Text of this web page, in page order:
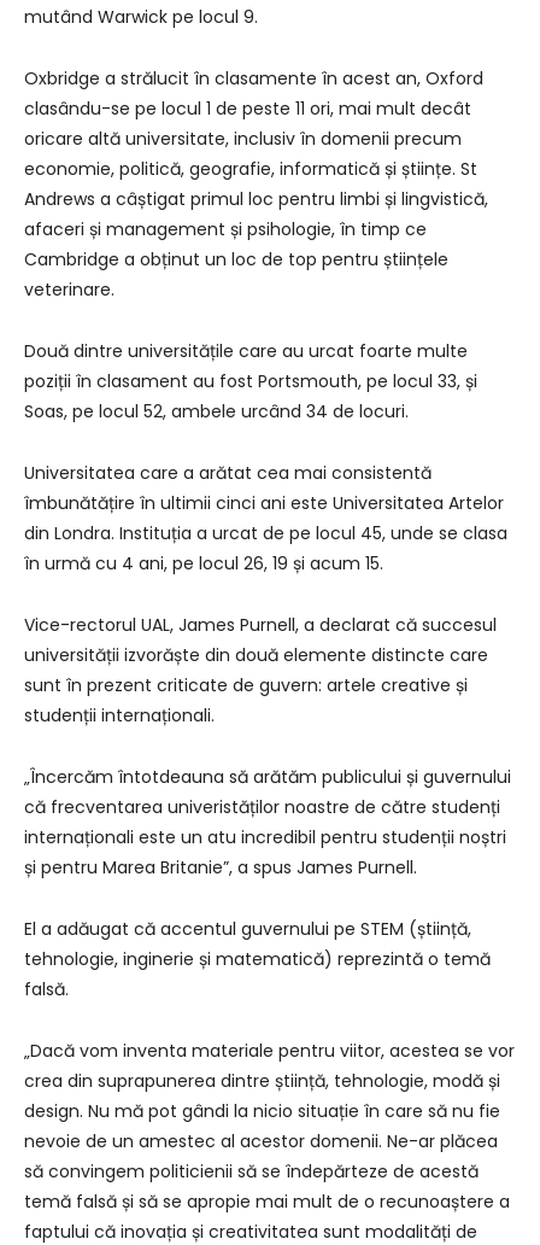
mutând Warwick pe locul 9.
Oxbridge a strălucit în clasamente în acest an, Oxford
clasându-se pe locul 1 de peste 11 ori, mai mult decât
oricare altă universitate, inclusiv în domenii precum
economie, politică, geografie, informatică și științe. St
Andrews a câștigat primul loc pentru limbi și lingvistică,
afaceri și management și psihologie, în timp ce
Cambridge a obținut un loc de top pentru științele
veterinare.
Două dintre universitățile care au urcat foarte multe
poziții în clasament au fost Portsmouth, pe locul 33, și
Soas, pe locul 52, ambele urcând 34 de locuri.
Universitatea care a arătat cea mai consistentă
îmbunătățire în ultimii cinci ani este Universitatea Artelor
din Londra. Instituția a urcat de pe locul 45, unde se clasa
în urmă cu 4 ani, pe locul 26, 19 și acum 15.
Vice-rectorul UAL, James Purnell, a declarat că succesul
universității izvorăște din două elemente distincte care
sunt în prezent criticate de guvern: artele creative și
studenții internaționali.
„Încercăm întotdeauna să arătăm publicului și guvernului
că frecventarea univeristăților noastre de către studenți
internaționali este un atu incredibil pentru studenții noștri
și pentru Marea Britanie”, a spus James Purnell.
El a adăugat că accentul guvernului pe STEM (știință,
tehnologie, inginerie și matematică) reprezintă o temă
falsă.
„Dacă vom inventa materiale pentru viitor, acestea se vor
crea din suprapunerea dintre știință, tehnologie, modă și
design. Nu mă pot gândi la nicio situație în care să nu fie
nevoie de un amestec al acestor domenii. Ne-ar plăcea
să convingem politicienii să se îndepărteze de acestă
temă falsă și să se apropie mai mult de o recunoaștere a
faptului că inovația și creativitatea sunt modalități de